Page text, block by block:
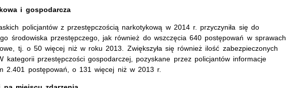
i gospodarcza
policjantów z przestępczością narkotykową w 2014 r. przyczyniła się do
środowiska przestępczego, jak również do wszczęcia 640 postępowań w sprawach
tj. o 50 więcej niż w roku 2013. Zwiększyła się również ilość zabezpieczonych
kategorii przestępczości gospodarczej, pozyskane przez policjantów informacje
2.401 postępowań, o 131 więcej niż w 2013 r.